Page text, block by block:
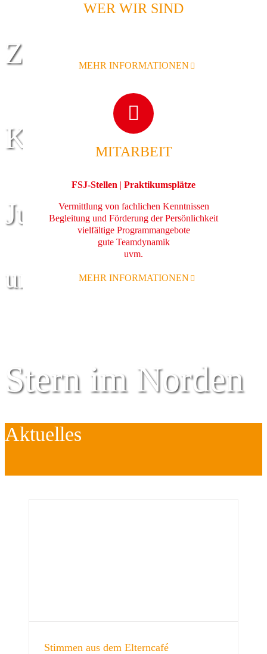
Zentrum für
Kinder
Jugend
und Familie
Stern im Norden
Zentrum für
WER WIR SIND
MEHR INFORMATIONEN
MITARBEIT
FSJ-Stellen | Praktikumsplätze
Vermittlung von fachlichen Kenntnissen
Begleitung und Förderung der Persönlichkeit
vielfältige Programmangebote
gute Teamdynamik
uvm.
MEHR INFORMATIONEN
Aktuelles
Stimmen aus dem Elterncafé